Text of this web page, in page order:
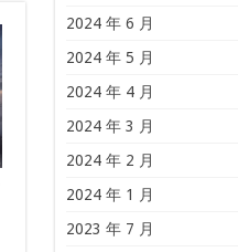
2024 年 6 月
2024 年 5 月
2024 年 4 月
2024 年 3 月
2024 年 2 月
2024 年 1 月
2023 年 7 月